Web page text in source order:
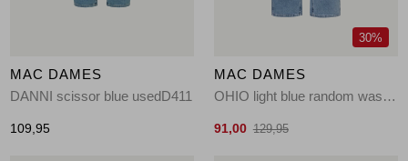
MAC DAMES
DANNI scissor blue usedD411
109,95
30%
MAC DAMES
OHIO light blue random washedD410
91,00 129,95